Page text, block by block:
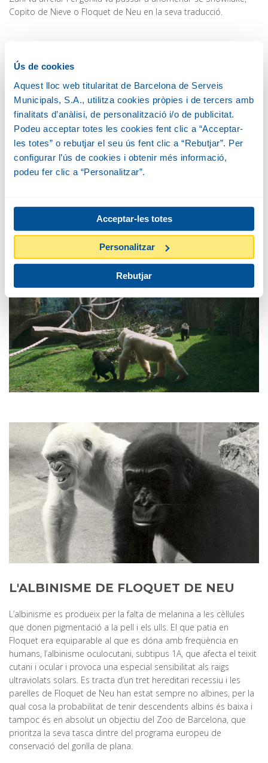
Ús de cookies
Aquest lloc web titularitat de Barcelona de Serveis
Municipals, S.A., utilitza cookies pròpies i de tercers amb
finalitats d’anàlisi, de personalització i/o de publicitat.
Podeu acceptar totes les cookies fent clic a “Acceptar-
les totes” o rebutjar el seu ús fent clic a “Rebutjar”. Per
configurar l’ús de cookies i obtenir més informació,
podeu fer clic a “Personalitzar”.
Acceptar-les totes
Personalitzar
Rebutjar
Copito de Nieve o Floquet de Neu en la seva traducció.
Durant els primers 11 mesos d’estada a Barcelona, en Floquet
de Neu va viure al pis de l’Eixample del doctor Roman Luera i
Carbó, aleshores veterinari del Zoo. La seva dona, Maria Gracia,
es feia càrrec de cries de ximpanzés, goril·les i altres primats i
era coneguda al Zoo com a mamà goril·la. Durant el temps
d’estada a casa dels Luera, en Floquet de Neu va anar de
vacances amb la família al Montseny i a Menorca.
En els 36 anys que en Floquet de Neu va viure al Zoo de
néixer les dues primeres nétes d’en Floquet de Neu, la Nimba i
la Batanga.
L'ALBINISME DE FLOQUET DE NEU
L’albinisme es produeix per la falta de melanina a les cèl·lules
que donen pigmentació a la pell i els ulls. El que patia en
Floquet era equiparable al que es dóna amb freqüència en
humans, l’albinisme oculocutani, subtipus 1A, que afecta el teixit
cutani i ocular i provoca una especial sensibilitat als raigs
ultraviolats solars. Es tracta d’un tret hereditari recessiu i les
parelles de Floquet de Neu han estat sempre no albines, per la
qual cosa la probabilitat de tenir descendents albins és baixa i
tampoc és en absolut un objectiu del Zoo de Barcelona, que
prioritza la seva tasca dintre del programa europeu de
conservació del goril·la de plana.